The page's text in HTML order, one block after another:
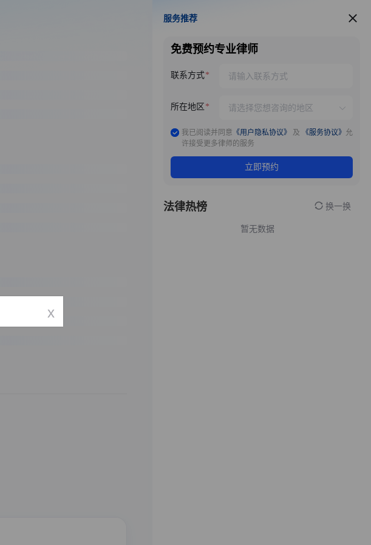
服务推荐
服务推荐
免费预约专业律师
联系方式
所在地区
我已阅读并同意 《用户隐私协议》 及 《服务协议》 允
许接受更多律师的服务
立即预约
法律热榜 换一换
暂无数据
x